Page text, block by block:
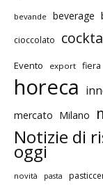
bevande beverage
cioccolato
Evento export fiera
horeca
mercato Milano
Notizie di
oggi
novità pasta